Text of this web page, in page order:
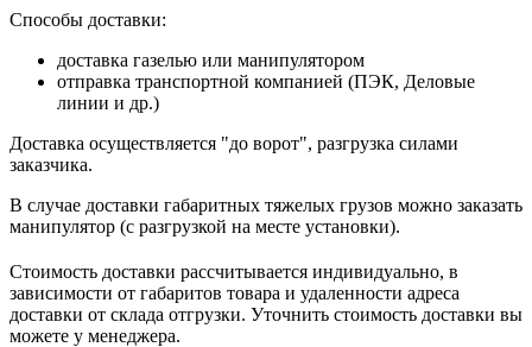
Способы доставки:
доставка газелью или манипулятором
отправка транспортной компанией (ПЭК, Деловые
линии и др.)
Доставка осуществляется "до ворот", разгрузка силами
заказчика.
В случае доставки габаритных тяжелых грузов можно заказать
манипулятор (с разгрузкой на месте установки).
Стоимость доставки рассчитывается индивидуально, в
зависимости от габаритов товара и удаленности адреса
доставки от склада отгрузки. Уточнить стоимость доставки вы
можете у менеджера.